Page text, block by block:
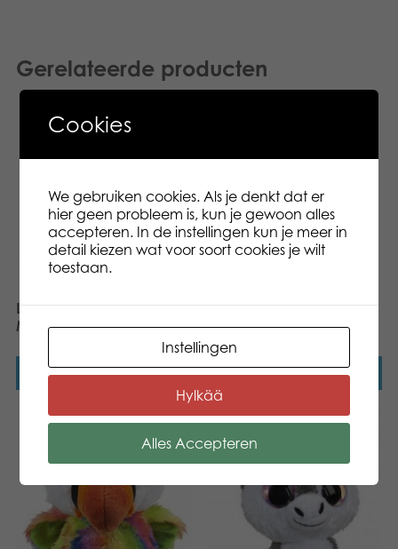
Gerelateerde producten
Lumo Stars Panda I Love
Mom big plush
Lees verder Lees verder
Cookies
We gebruiken cookies. Als je denkt dat er
hier geen probleem is, kun je gewoon alles
accepteren. In de instellingen kun je meer in
detail kiezen wat voor soort cookies je wilt
toestaan.
Instellingen
Hylkää
Alles Accepteren